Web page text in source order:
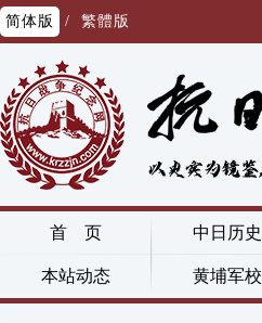
简体版 / 繁體版
首 页 中日历史
本站动态 黄埔军校